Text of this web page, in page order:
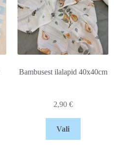
Bambusest ilalapid 40x40cm
2,90 €
Vali